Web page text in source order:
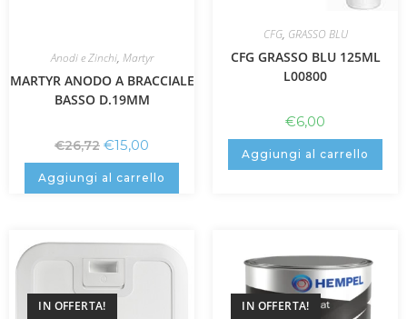
Anodi e Zinchi, Martyr
MARTYR ANODO A BRACCIALE
BASSO D.19MM
€26,72 €15,00
Aggiungi al carrello
CFG, GRASSO BLU
CFG GRASSO BLU 125ML
L00800
€6,00
Aggiungi al carrello
IN OFFERTA! IN OFFERTA!